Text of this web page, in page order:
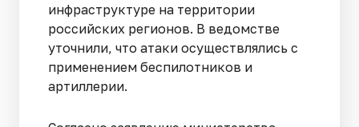
инфраструктуре на территории
российских регионов. В ведомстве
уточнили, что атаки осуществлялись с
применением беспилотников и
артиллерии.